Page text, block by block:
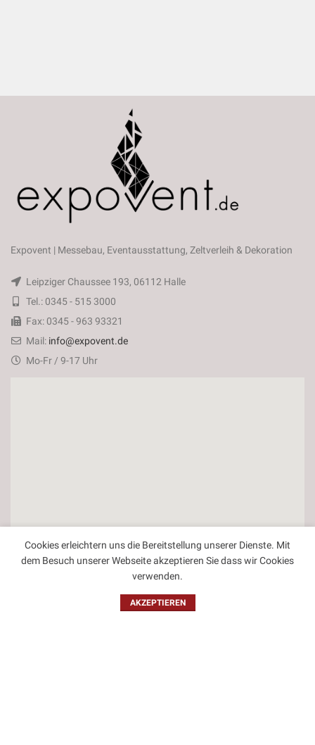
Expovent | Messebau, Eventausstattung, Zeltverleih & Dekoration
Leipziger Chaussee 193, 06112 Halle
Tel.: 0345 - 515 3000
Fax: 0345 - 963 93321
Mail: info@expovent.de
Mo-Fr / 9-17 Uhr
Cookies erleichtern uns die Bereitstellung unserer Dienste. Mit
dem Besuch unserer Webseite akzeptieren Sie dass wir Cookies
verwenden.
AKZEPTIEREN